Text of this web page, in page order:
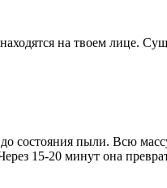
на твоем лице.
состояния пыли. Всю
15-20 минут она